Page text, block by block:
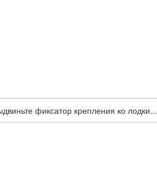
фиксатор крепления ко лодки...